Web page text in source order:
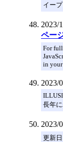
イー
2023/
ペー
For
in your
2023/
長年
2023/
更新